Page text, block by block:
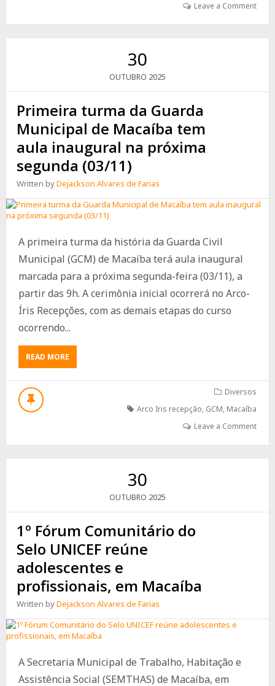
ATENDIMENTOS
COMO
UNIDADE
SENTINELA
Leave a Comment
30
OUTUBRO 2025
Primeira turma da Guarda
Municipal de Macaíba tem
aula inaugural na próxima
segunda (03/11)
Written byDejackson Alvares de Farias
A primeira turma da história da Guarda Civil
Municipal (GCM) de Macaíba terá aula inaugural
marcada para a próxima segunda-feira (03/11), a
partir das 9h. A cerimônia inicial ocorrerá no Arco-
Íris Recepções, com as demais etapas do curso
ocorrendo...
READ MOREABOUT
PRIMEIRA
TURMA
AULA
Diversos
Arco Iris recepção, GCM, Macaíba
Leave a Comment
30
OUTUBRO 2025
1º Fórum Comunitário do
Selo UNICEF reúne
adolescentes e
profissionais, em Macaíba
Written byDejackson Alvares de Farias
A Secretaria Municipal de Trabalho, Habitação e
Assistência Social (SEMTHAS) de Macaíba, em